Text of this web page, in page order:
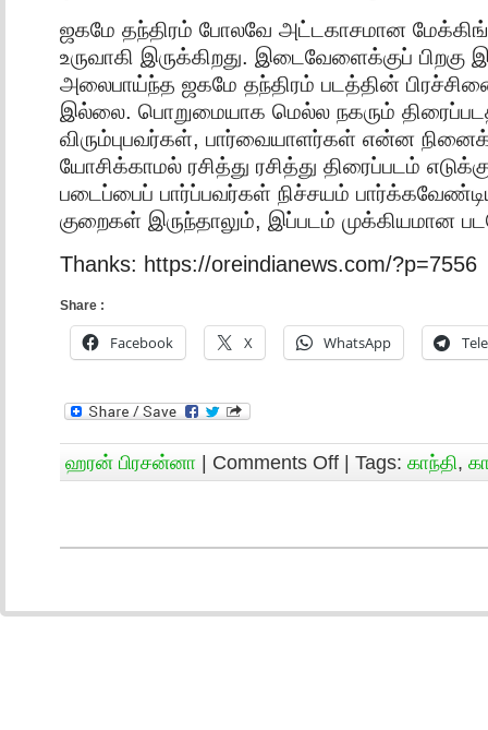
ஜகமே தந்திரம் போலவே அட்டகாசமான
உருவாகி இருக்கிறது. இடைவேளைக்குப் பிறகு
அலைபாய்ந்த ஜகமே தந்திரம் படத்தின்
இல்லை. பொறுமையாக மெல்ல நகரும்
விரும்புபவர்கள், பார்வையாளர்கள் என்ன
யோசிக்காமல் ரசித்து ரசித்து திரைப்படம்
படைப்பைப் பார்ப்பவர்கள் நிச்சயம்
குறைகள் இருந்தாலும், இப்படம் முக்கியமான
Thanks: https://oreindianews.com/?p=7556
Share :
Facebook X WhatsApp
ஹரன் பிரசன்னா | Comments Off | Tags: காந்தி,